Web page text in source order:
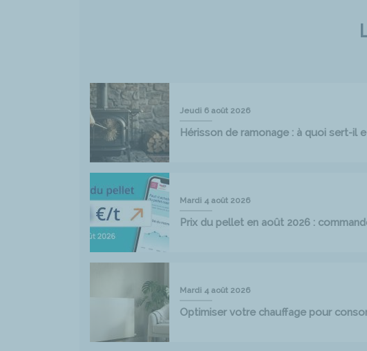
Jeudi 6 août 2026
Hérisson de ramonage : à quoi sert-il
Mardi 4 août 2026
Prix du pellet en août 2026 :
Mardi 4 août 2026
Optimiser votre chauffage pour